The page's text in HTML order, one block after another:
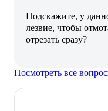
Подскажите, у
лезвие, чтобы
отрезать сразу?
Посмотреть все